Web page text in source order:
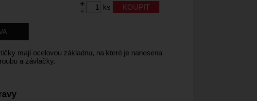
+
-
ks
mají ocelovou základnu, na které je nanesena
a závlačky.